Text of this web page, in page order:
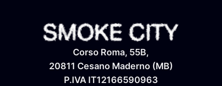
Corso Roma, 55B,
20811 Cesano Maderno (MB)
P.IVA IT‭12166590963‬